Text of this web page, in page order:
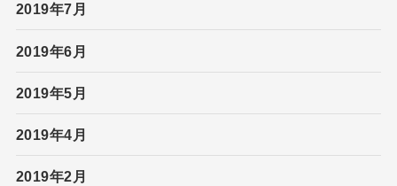
2019年7月
2019年6月
2019年5月
2019年4月
2019年2月